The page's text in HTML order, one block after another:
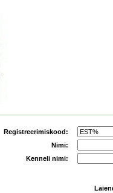
Registreerimiskood:
Nimi:
Kenneli nimi: